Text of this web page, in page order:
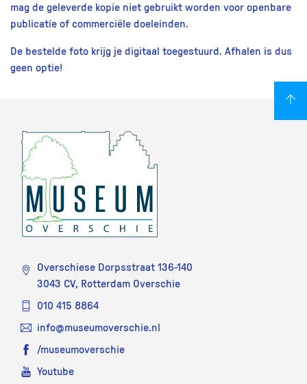
mag de geleverde kopie niet gebruikt worden voor openbare
publicatie of commerciële doeleinden.
De bestelde foto krijg je digitaal toegestuurd. Afhalen is dus
geen optie!
Overschiese Dorpsstraat 136-140
3043 CV, Rotterdam Overschie
010 415 8864
info@museumoverschie.nl
/museumoverschie
Youtube